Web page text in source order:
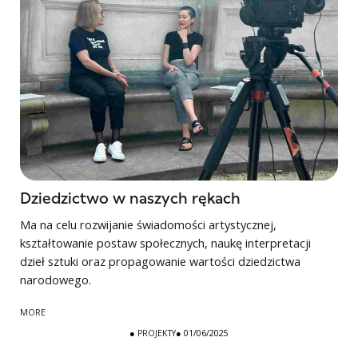
Dziedzictwo w naszych rękach
Ma na celu rozwijanie świadomości artystycznej,
kształtowanie postaw społecznych, naukę interpretacji
dzieł sztuki oraz propagowanie wartości dziedzictwa
narodowego.
MORE
● PROJEKTY● 01/06/2025